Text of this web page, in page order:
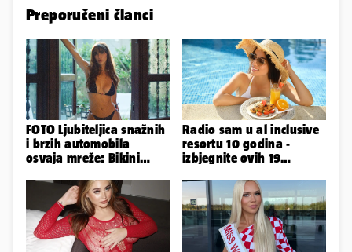
Preporučeni članci
FOTO Ljubiteljica snažnih
i brzih automobila
osvaja mreže: Bikini
snagama
Radio sam u al inclusive
resortu 10 godina -
izbjegnite ovih 19
odmor